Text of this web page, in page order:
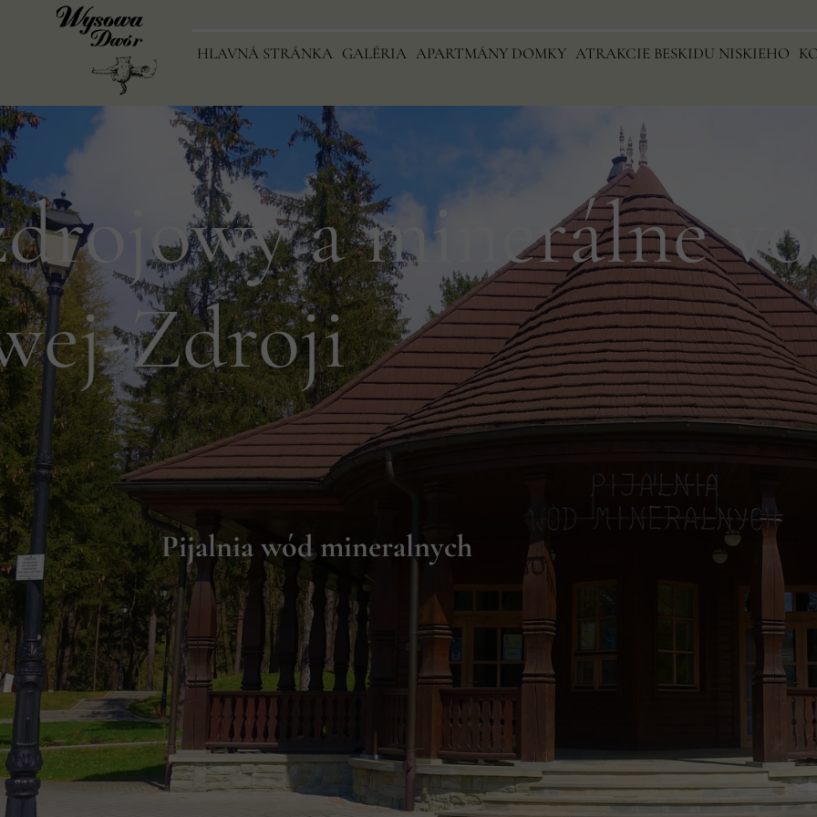
HLAVNÁ STRÁNKA GALÉRIA APARTMÁNY DOMKY ATRAKCIE BESKIDU NISKIEHO
HLAVNÁ STRÁNKA GALÉRIA APARTMÁNY DOMKY ATRAKCIE BESKIDU NISKÉHO
Pijalnia wód mineralnych
a minerálne
Zdroji